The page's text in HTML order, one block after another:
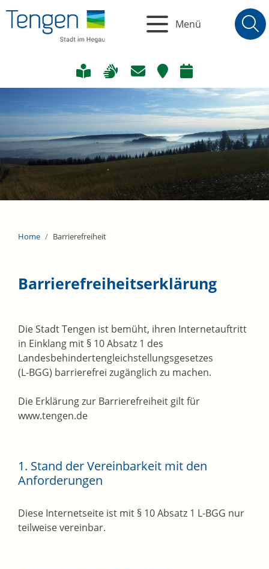
Menü
Home Barrierefreiheit
Barrierefreiheitserklärung
Die Stadt Tengen ist bemüht, ihren Internetauftritt
in Einklang mit § 10 Absatz 1 des
Landesbehindertengleichstellungsgesetzes
(L-BGG) barrierefrei zugänglich zu machen.
Die Erklärung zur Barrierefreiheit gilt für
www.tengen.de
1. Stand der Vereinbarkeit mit den
Anforderungen
Diese Internetseite ist mit § 10 Absatz 1 L-BGG nur
teilweise vereinbar.